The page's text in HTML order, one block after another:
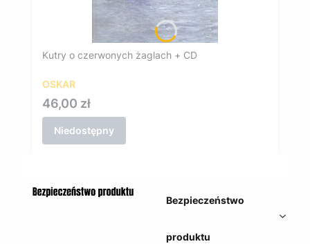
Kutry o czerwonych żaglach + CD
OSKAR
Cena
46,00 zł
Niedostępny
Bezpieczeństwo
produktu